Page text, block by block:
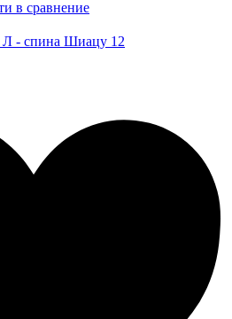
в сравнение
- спина Шиацу 12